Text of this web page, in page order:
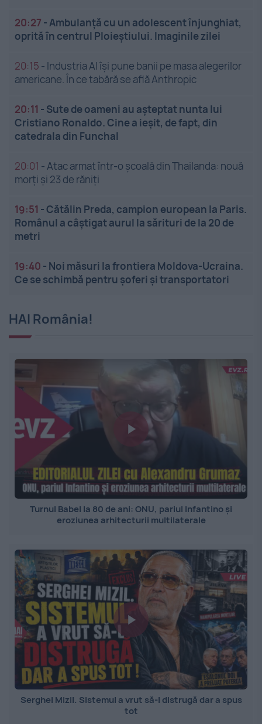
20:27 -Ambulanță cu un adolescent înjunghiat,
oprită în centrul Ploieștiului. Imaginile zilei
20:15 - Industria AI își pune banii pe masa alegerilor
americane. În ce tabără se află Anthropic
20:11 - Sute de oameni au așteptat nunta lui
Cristiano Ronaldo. Cine a ieșit, de fapt, din
catedrala din Funchal
20:01 -Atac armat într-o școală din Thailanda: nouă
morți și 23 de răniți
19:51 -Cătălin Preda, campion european la Paris.
Românul a câștigat aurul la sărituri de la 20 de
metri
19:40 - Noi măsuri la frontiera Moldova-Ucraina.
Ce se schimbă pentru șoferi și transportatori
HAI România!
Turnul Babel la 80 de ani: ONU, pariul Infantino și
eroziunea arhitecturii multilaterale
Serghei Mizil. Sistemul a vrut să-l distrugă dar a spus
tot